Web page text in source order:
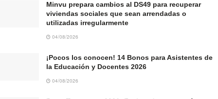
Minvu prepara cambios al DS49 para recuperar
viviendas sociales que sean arrendadas o
utilizadas irregularmente
04/08/2026
¡Pocos los conocen! 14 Bonos para Asistentes de
la Educación y Docentes 2026
04/08/2026